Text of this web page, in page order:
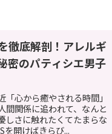
徹底解剖！アレルギ
密のパティシエ男子
心から癒やされる時間」
間関係に追われて、なんと
しさに触れたくてたまらな
を開けばきらび...